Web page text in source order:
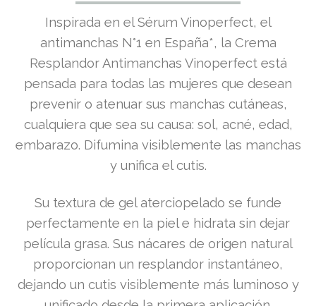
Inspirada en el Sérum Vinoperfect, el
antimanchas N°1 en España*, la Crema
Resplandor Antimanchas Vinoperfect está
pensada para todas las mujeres que desean
prevenir o atenuar sus manchas cutáneas,
cualquiera que sea su causa: sol, acné, edad,
embarazo. Difumina visiblemente las manchas
y unifica el cutis.
Su textura de gel aterciopelado se funde
perfectamente en la piel e hidrata sin dejar
película grasa. Sus nácares de origen natural
proporcionan un resplandor instantáneo,
dejando un cutis visiblemente más luminoso y